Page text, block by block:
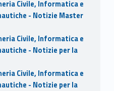
Civile, Informatica e
- Notizie Master
Civile, Informatica e
- Notizie per la
Civile, Informatica e
- Notizie per la